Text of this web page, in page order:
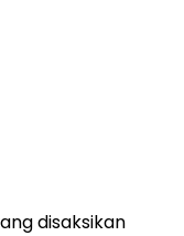
disaksikan